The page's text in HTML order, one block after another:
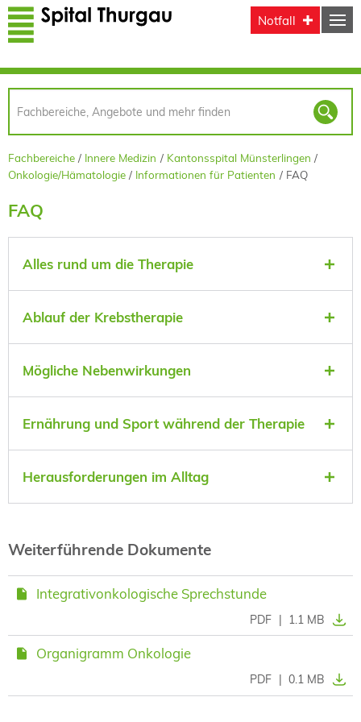
Direkt zum Inhalt
Notfall
Fachbereiche Innere Medizin
Kantonsspital Münsterlingen
Onkologie/Hämatologie
Informationen für Patienten FAQ
FAQ
Alles rund um die Therapie
Ablauf der Krebstherapie
Mögliche Nebenwirkungen
Ernährung und Sport während der Therapie
Herausforderungen im Alltag
Weiterführende Dokumente
Integrativonkologische Sprechstunde
PDF | 1.1 MB
Organigramm Onkologie
PDF | 0.1 MB